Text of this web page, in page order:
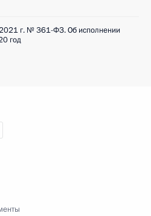
г. № 361-ФЗ. Об исполнении
год